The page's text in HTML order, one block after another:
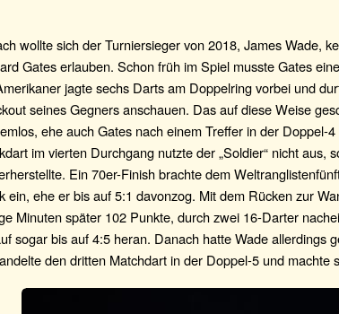
wollte sich der Turniersieger von 2018, James Wade,
Gates erlauben. Schon früh im Spiel musste Gates
jagte sechs Darts am Doppelring vorbei und
seines Gegners anschauen. Das auf diese Weise
ehe auch Gates nach einem Treffer in der Doppel-
im vierten Durchgang nutzte der „Soldier“ nicht aus,
Ein 70er-Finish brachte dem
ein, ehe er bis auf 5:1 davonzog. Mit dem Rücken zur
Minuten später 102 Punkte, durch zwei 16-Darter
sogar bis auf 4:5 heran. Danach hatte Wade allerdings
den dritten Matchdart in der Doppel-5 und machte